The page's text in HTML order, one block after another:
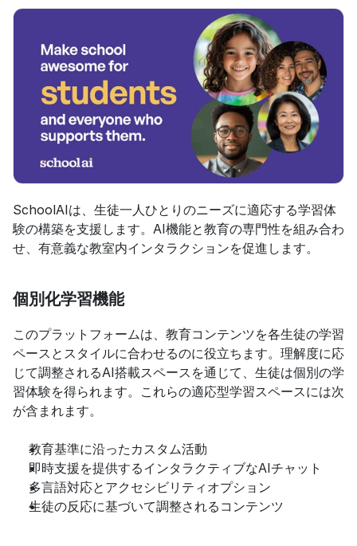
SchoolAIは、生徒一人ひとりのニーズに適応する学習体
験の構築を支援します。AI機能と教育の専門性を組み合わ
せ、有意義な教室内インタラクションを促進します。
個別化学習機能
このプラットフォームは、教育コンテンツを各生徒の学習
ペースとスタイルに合わせるのに役立ちます。理解度に応
じて調整されるAI搭載スペースを通じて、生徒は個別の学
習体験を得られます。これらの適応型学習スペースには次
が含まれます。
教育基準に沿ったカスタム活動
即時支援を提供するインタラクティブなAIチャット
多言語対応とアクセシビリティオプション
生徒の反応に基づいて調整されるコンテンツ